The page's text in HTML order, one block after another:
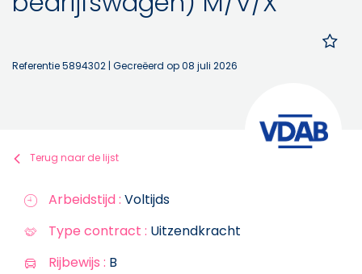
Referentie 5894302 | Gecreëerd op 08 juli 2026
Terug naar de lijst
Arbeidstijd : Voltijds
Type contract : Uitzendkracht
Rijbewijs : B